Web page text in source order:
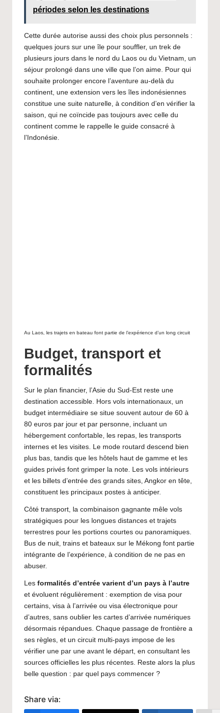
périodes selon les destinations
Cette durée autorise aussi des choix plus personnels :
quelques jours sur une île pour souffler, un trek de
plusieurs jours dans le nord du Laos ou du Vietnam, un
séjour prolongé dans une ville que l’on aime. Pour qui
souhaite prolonger encore l’aventure au-delà du
continent, une extension vers les îles indonésiennes
constitue une suite naturelle, à condition d’en vérifier la
saison, qui ne coïncide pas toujours avec celle du
continent comme le rappelle le guide consacré à
l’ Indonésie.
Au Laos, les trajets en bateau font partie de l’expérience d’un long circuit
Budget, transport et
formalités
Sur le plan financier, l’Asie du Sud-Est reste une
destination accessible. Hors vols internationaux, un
budget intermédiaire se situe souvent autour de 60 à
80 euros par jour et par personne, incluant un
hébergement confortable, les repas, les transports
internes et les visites. Le mode routard descend bien
plus bas, tandis que les hôtels haut de gamme et les
guides privés font grimper la note. Les vols intérieurs
et les billets d’entrée des grands sites, Angkor en tête,
constituent les principaux postes à anticiper.
Côté transport, la combinaison gagnante mêle vols
stratégiques pour les longues distances et trajets
terrestres pour les portions courtes ou panoramiques.
Bus de nuit, trains et bateaux sur le Mékong font partie
intégrante de l’expérience, à condition de ne pas en
abuser.
Les formalités d’entrée varient d’un pays à l’autre
et évoluent régulièrement : exemption de visa pour
certains, visa à l’arrivée ou visa électronique pour
d’autres, sans oublier les cartes d’arrivée numériques
désormais répandues. Chaque passage de frontière a
ses règles, et un circuit multi-pays impose de les
vérifier une par une avant le départ, en consultant les
sources officielles les plus récentes. Reste alors la plus
belle question : par quel pays commencer ?
Share via: